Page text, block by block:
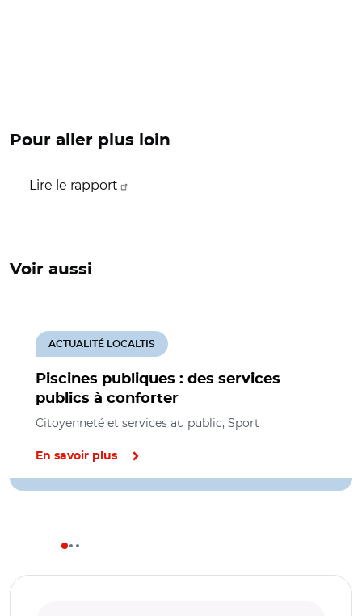
Pour aller plus loin
Lire le rapport
Voir aussi
Piscines publiques : des services
publics à conforter
ACTUALITÉ LOCALTIS
Citoyenneté et services au public, Sport
En savoir plus